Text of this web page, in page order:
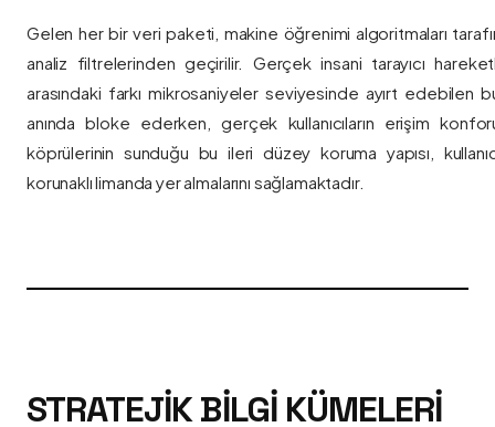
Gelen her bir veri paketi, makine öğrenimi algoritmaları
analiz filtrelerinden geçirilir. Gerçek insani tarayıcı
arasındaki farkı mikrosaniyeler seviyesinde ayırt edebilen
anında bloke ederken, gerçek kullanıcıların erişim
köprülerinin sunduğu bu ileri düzey koruma yapısı,
korunaklı limanda yer almalarını sağlamaktadır.
STRATEJIK BILGI KÜMELERI